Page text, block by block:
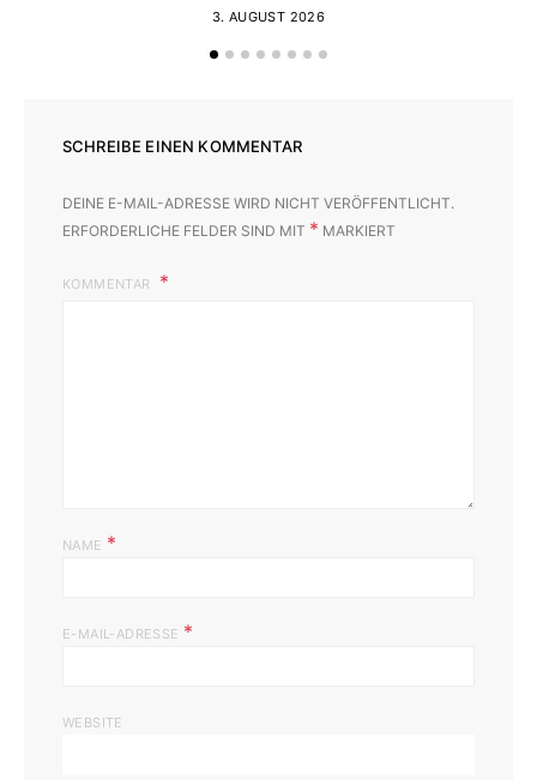
3. AUGUST 2026
SCHREIBE EINEN KOMMENTAR
DEINE E-MAIL-ADRESSE WIRD NICHT VERÖFFENTLICHT.
ERFORDERLICHE FELDER SIND MIT * MARKIERT
KOMMENTAR
NAME *
E-MAIL-ADRESSE *
WEBSITE